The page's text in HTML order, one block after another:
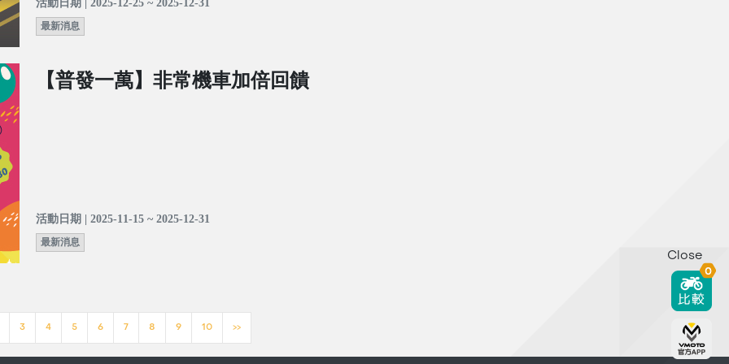
活動日期 | 2025-12-25 ~ 2025-12-31
最新消息
【普發一萬】非常機車加倍回饋
活動日期 | 2025-11-15 ~ 2025-12-31
最新消息
3 4 5 6 7 8 9 10 >>
Close
0